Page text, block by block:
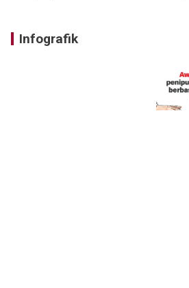
Infografik